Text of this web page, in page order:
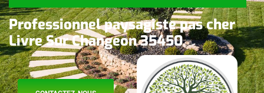
Professionnel paysagiste pas cher
Livre Sur Changeon 35450